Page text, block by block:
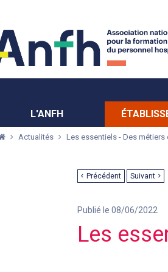
L'ANFH
Actualités Les essentiels - Des métiers
Précédent Suivant
Publié le 08/06/2022
Les